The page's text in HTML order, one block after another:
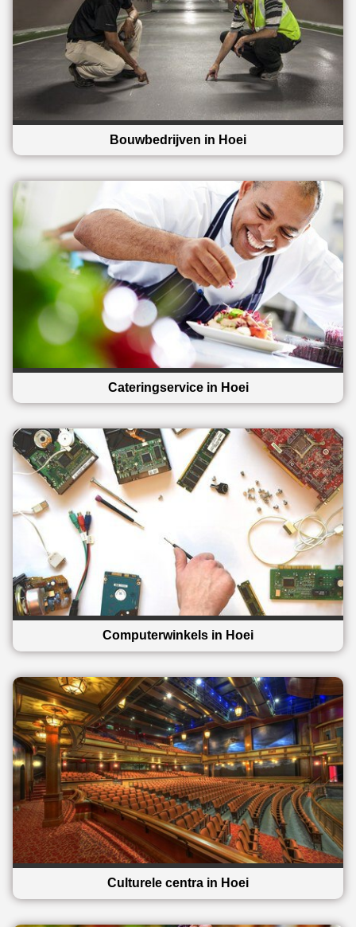
Bouwbedrijven in Hoei
Cateringservice in Hoei
Computerwinkels in Hoei
Culturele centra in Hoei